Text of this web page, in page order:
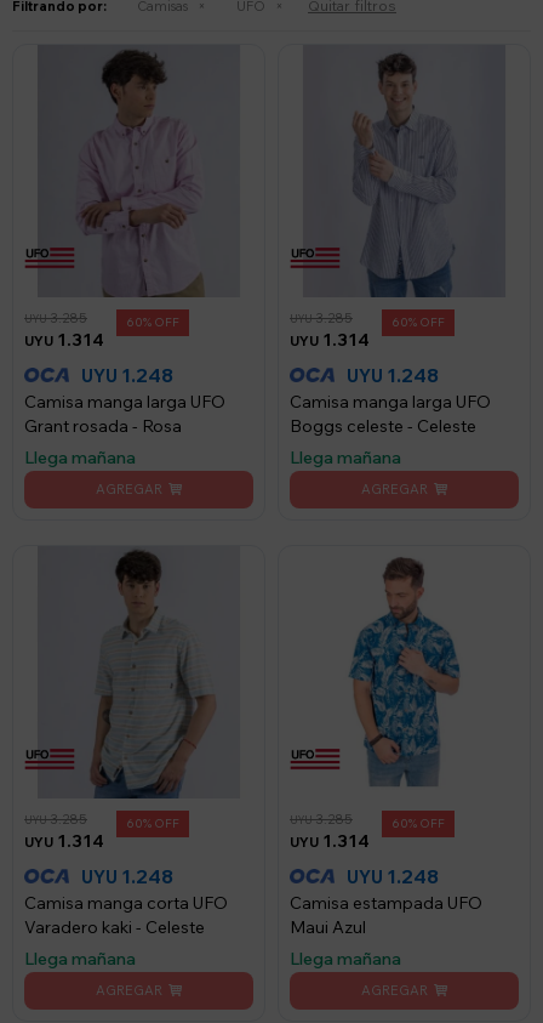
Filtrando por: Camisas UFO Quitar filtros
UYU 1.314
UYU3.285 60
UYU 1.248
Camisa manga larga UFO
Grant rosada - Rosa
Llega mañana
UYU 1.314
UYU3.285 60
UYU 1.248
Camisa manga larga UFO
Boggs celeste - Celeste
Llega mañana
UYU 1.314
UYU3.285 60
UYU 1.248
Camisa manga corta UFO
Varadero kaki - Celeste
Llega mañana
UYU 1.314
UYU3.285 60
UYU 1.248
Camisa estampada UFO
Maui Azul
Llega mañana